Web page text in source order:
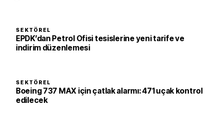
SEKTÖREL
EPDK’dan Petrol Ofisi tesislerine yeni tarife ve
indirim düzenlemesi
SEKTÖREL
Boeing 737 MAX için çatlak alarmı: 471 uçak kontrol
edilecek